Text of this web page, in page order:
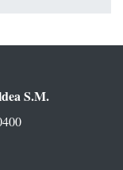
S.M.